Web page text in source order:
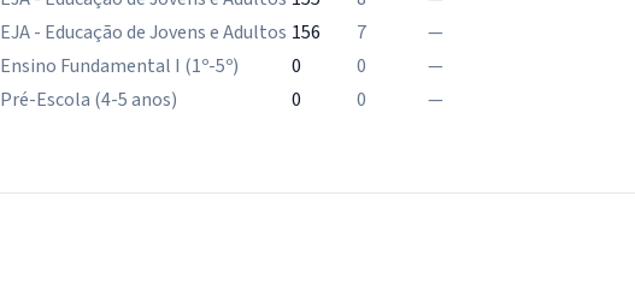
EJA - Educação de Jovens e Adultos 156 7
—
Ensino Fundamental I (1º-5º) 0 0
—
Pré-Escola (4-5 anos) 0 0 —